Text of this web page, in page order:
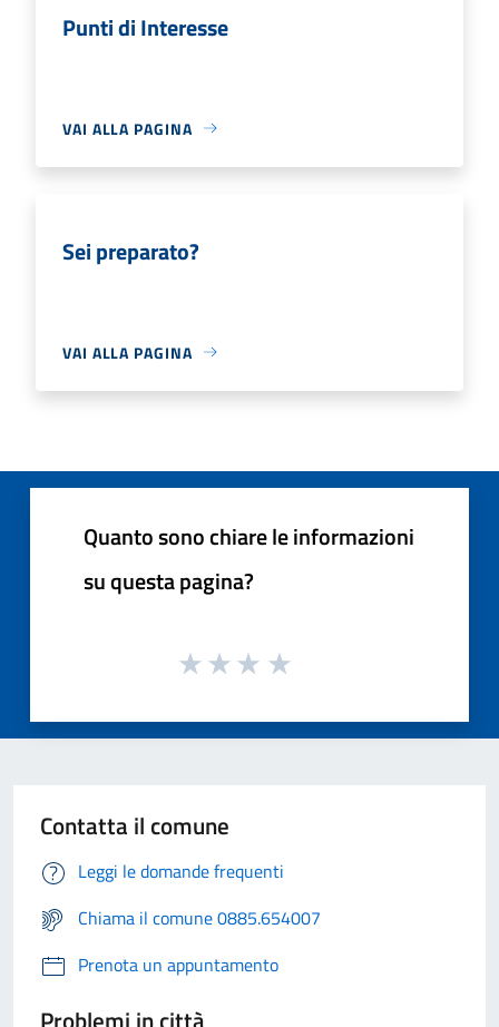
Punti di Interesse
VAI ALLA PAGINA
Sei preparato?
VAI ALLA PAGINA
Quanto sono chiare le informazioni
su questa pagina?
Contatta il comune
Leggi le domande frequenti
Chiama il comune 0885.654007
Prenota un appuntamento